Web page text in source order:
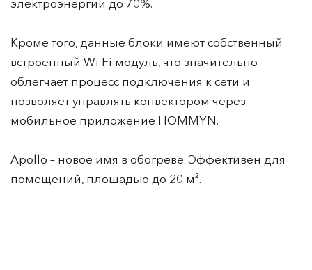
электроэнергии до 70%.
Кроме того, данные блоки имеют собственный
встроенный Wi-Fi-модуль, что значительно
облегчает процесс подключения к сети и
позволяет управлять конвектором через
мобильное приложение HOMMYN.
Apollo – новое имя в обогреве. Эффективен для
помещений, площадью до 20 м².